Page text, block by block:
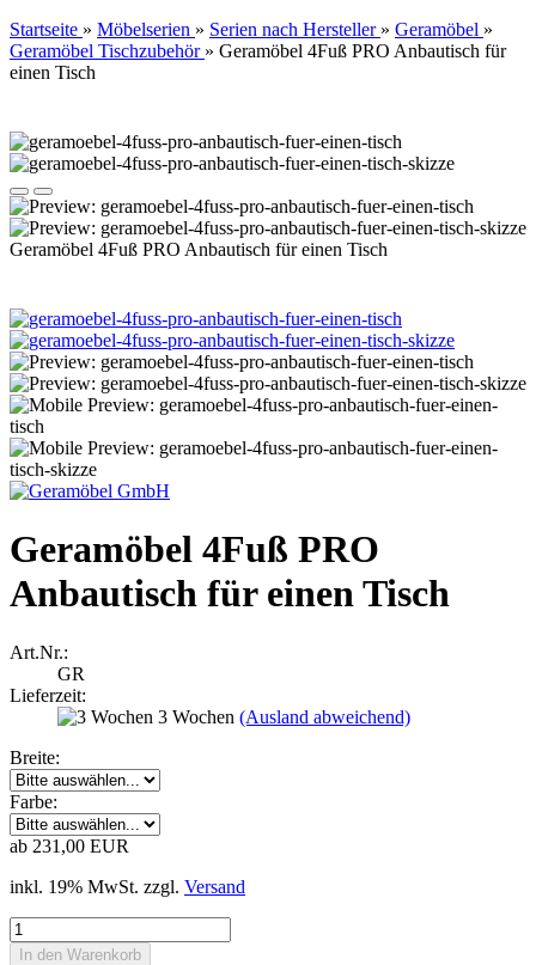
Startseite » Möbelserien » Serien nach Hersteller » Geramöbel »
Geramöbel Tischzubehör » Geramöbel 4Fuß PRO Anbautisch für
einen Tisch
Geramöbel 4Fuß PRO Anbautisch für einen Tisch
Geramöbel 4Fuß PRO
Anbautisch für einen Tisch
Art.Nr.:
GR
Lieferzeit:
3 Wochen (Ausland abweichend)
Breite:
Farbe:
ab 231,00 EUR
inkl. 19% MwSt. zzgl. Versand